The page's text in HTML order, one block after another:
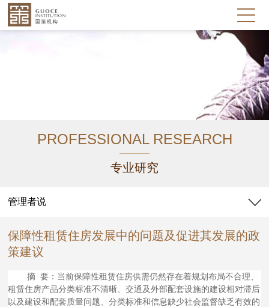
PROFESSIONAL RESEARCH
专业研究
管理者说
保障性租赁住房发展中的问题及促进其发展的政
策建议
摘 要：当前保障性租赁住房供需仍然存在着规划布局不合理、
租赁住房产品分类标准不清晰、交通及外部配套设施的建设相对滞后
以及建设和配套质量问题、分类标准和信息缺少社会监督缺乏有效的